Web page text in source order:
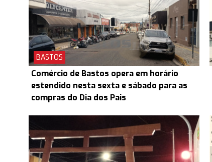
BASTOS
Comércio de Bastos opera em horário
estendido nesta sexta e sábado para as
compras do Dia dos Pais